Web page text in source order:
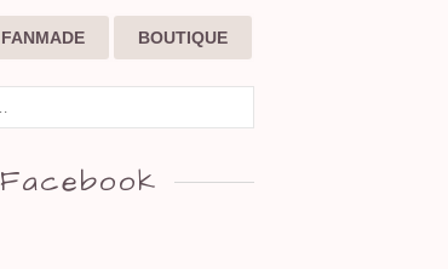
FANMADE BOUTIQUE
Facebook